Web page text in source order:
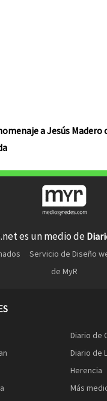
a Jesús Madero
es un medio de
Servicio de Diseño
de MyR
Diario de
Diario de
Herencia
Más